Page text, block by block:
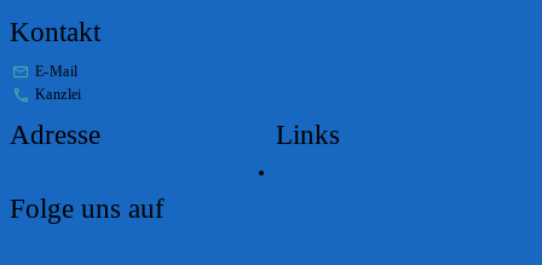
Kontakt
E-Mail
Kanzlei
Adresse Links
Folge uns auf